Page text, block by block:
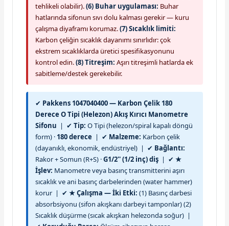
tehlikeli olabilir).(6) Buhar uygulaması: Buhar
hatlarında sifonun sıvı dolu kalması gerekir — kuru
çalışma diyaframı korumaz.(7) Sıcaklık limiti:
Karbon çeliğin sıcaklık dayanımı sınırlıdır: çok
ekstrem sıcaklıklarda üretici spesifikasyonunu
kontrol edin.(8) Titreşim: Aşırı titreşimli hatlarda ek
sabitleme/destek gerekebilir.
✔ Pakkens 1047040400 — Karbon Çelik 180
Derece O Tipi (Helezon) Akış Kırıcı Manometre
Sifonu | ✔ Tip: O Tipi (helezon/spiral kapalı döngü
form) · 180 derece | ✔ Malzeme: Karbon çelik
(dayanıklı, ekonomik, endüstriyel) | ✔ Bağlantı:
Rakor + Somun (R+S) ·G1/2'' (1/2 inç) diş | ✔ ★
İşlev: Manometre veya basınç transmitterini aşırı
sıcaklık ve ani basınç darbelerinden (water hammer)
korur | ✔ ★ Çalışma — İki Etki: (1) Basınç darbesi
absorbsiyonu (sifon akışkanı darbeyi tamponlar) (2)
Sıcaklık düşürme (sıcak akışkan helezonda soğur) |